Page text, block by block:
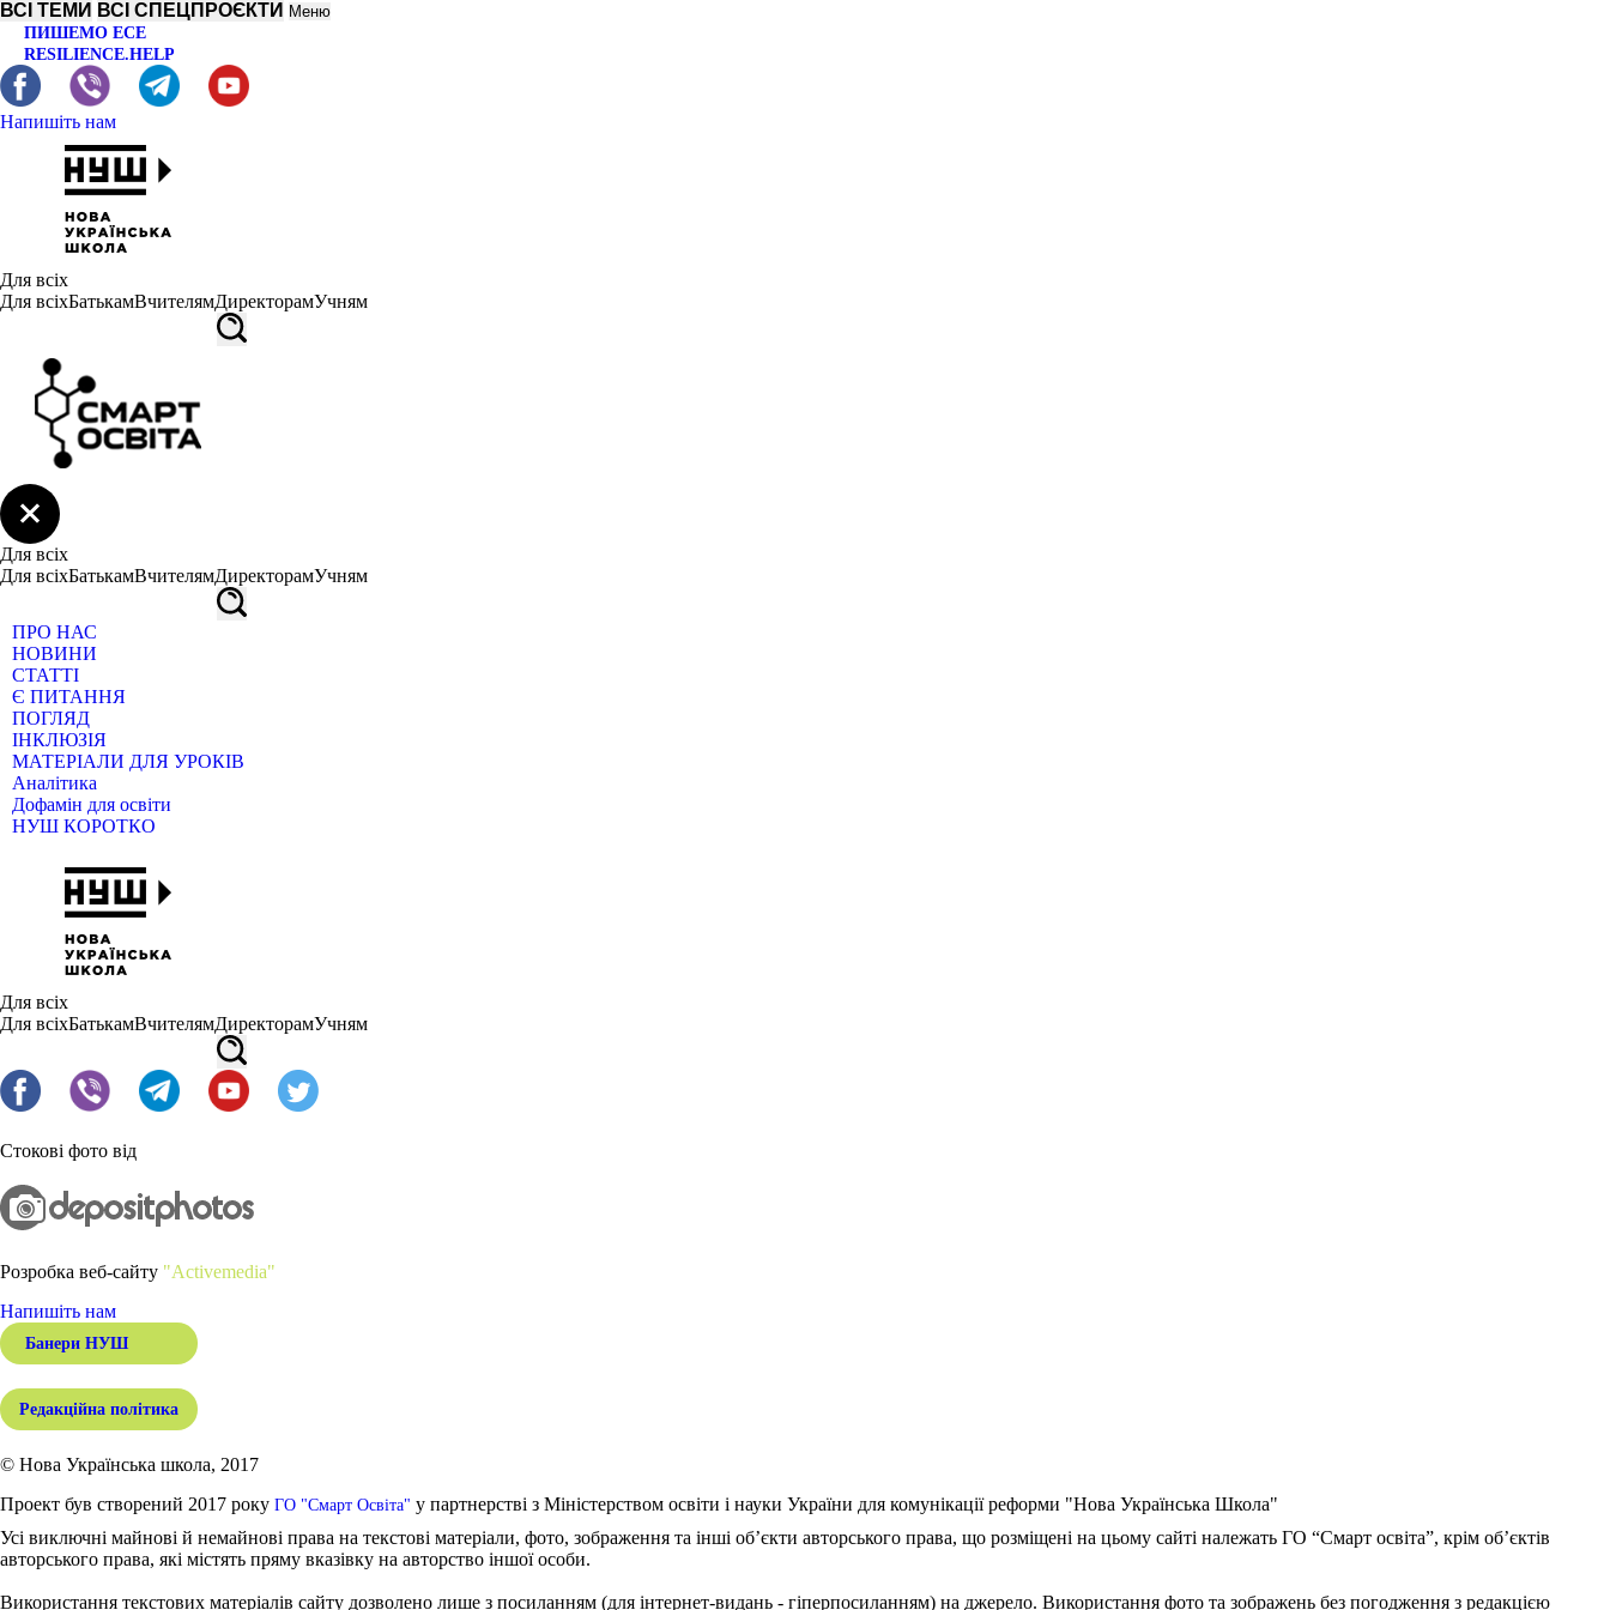
ВСІ ТЕМИ ВСІ СПЕЦПРОЄКТИ Меню
ПИШЕМО ЕСЕ
RESILIENCE.HELP
Напишіть нам
Для всіх
Для всіхБатькамВчителямДиректорамУчням
Для всіх
Для всіхБатькамВчителямДиректорамУчням
ПРО НАС
НОВИНИ
СТАТТІ
Є ПИТАННЯ
ПОГЛЯД
ІНКЛЮЗІЯ
МАТЕРІАЛИ ДЛЯ УРОКІВ
Аналітика
Дофамін для освіти
НУШ КОРОТКО
Для всіх
Для всіхБатькамВчителямДиректорамУчням
Стокові фото від
Розробка веб-сайту "Activemedia"
Напишіть нам
Банери НУШ
Редакційна політика
© Нова Українська школа, 2017
Проект був створений 2017 року ГО "Смарт Освіта" у партнерстві з Міністерством освіти і науки України для комунікації реформи "Нова Українська Школа"
Усі виключні майнові й немайнові права на текстові матеріали, фото, зображення та інші об’єкти авторського права, що розміщені на цьому сайті належать ГО “Смарт освіта”, крім об’єктів
авторського права, які містять пряму вказівку на авторство іншої особи.
Використання текстових матеріалів сайту дозволено лише з посиланням (для інтернет-видань - гіперпосиланням) на джерело. Використання фото та зображень без погодження з редакцією